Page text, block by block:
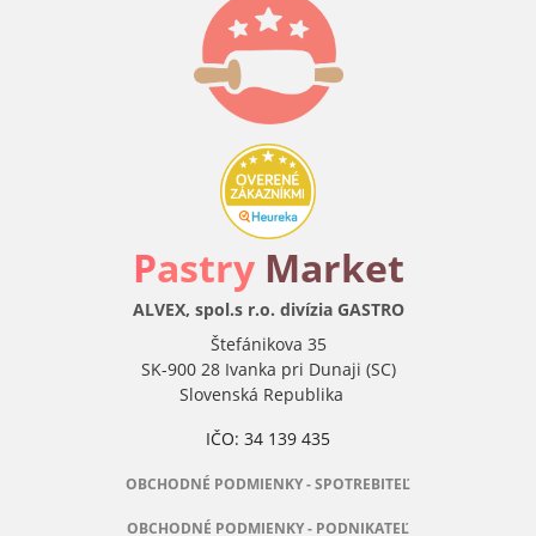
Pastry Market
ALVEX, spol.s r.o. divízia GASTRO
Štefánikova 35
SK-900 28 Ivanka pri Dunaji (SC)
Slovenská Republika
IČO: 34 139 435
OBCHODNÉ PODMIENKY - SPOTREBITEĽ
OBCHODNÉ PODMIENKY - PODNIKATEĽ